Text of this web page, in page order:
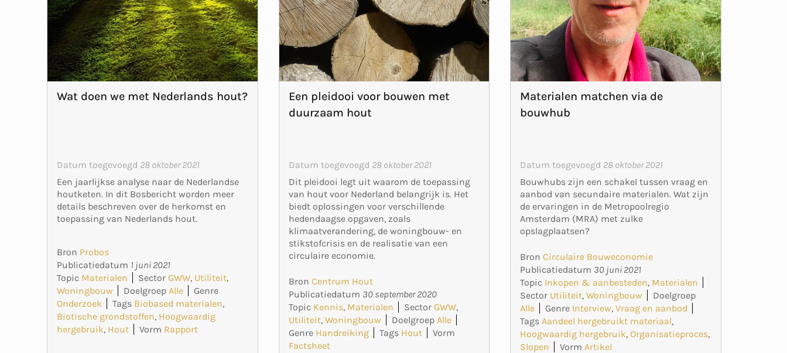
Wat doen we met Nederlands hout?
Datum toegevoegd 28 oktober 2021
Een jaarlijkse analyse naar de Nederlandse
houtketen. In dit Bosbericht worden meer
details beschreven over de herkomst en
toepassing van Nederlands hout.
Bron Probos
Publicatiedatum 1 juni 2021
Topic Materialen Sector GWW, Utiliteit,
Woningbouw
Doelgroep Alle
Genre
Onderzoek
Tags Biobased materialen,
Biotische grondstoffen, Hoogwaardig
hergebruik, Hout Vorm Rapport
Een pleidooi voor bouwen met
duurzaam hout
Datum toegevoegd 28 oktober 2021
Dit pleidooi legt uit waarom de toepassing
van hout voor Nederland belangrijk is. Het
biedt oplossingen voor verschillende
hedendaagse opgaven, zoals
klimaatverandering, de woningbouw- en
stikstofcrisis en de realisatie van een
circulaire economie.
Bron Centrum Hout
Publicatiedatum 30 september 2020
Topic Kennis, Materialen Sector GWW,
Utiliteit, Woningbouw Doelgroep Alle
Genre Handreiking Tags Hout
Vorm
Factsheet
Materialen matchen via de
bouwhub
Datum toegevoegd 28 oktober 2021
Bouwhubs zijn een schakel tussen vraag en
aanbod van secundaire materialen. Wat zijn
de ervaringen in de Metropoolregio
Amsterdam (MRA) met zulke
opslagplaatsen?
BronCirculaire Bouweconomie
Publicatiedatum 30 juni 2021
Topic Inkopen & aanbesteden, Materialen
Sector Utiliteit,Woningbouw
Doelgroep
Alle
Genre Interview,Vraag en aanbod
Tags Aandeel hergebruikt materiaal,
Hoogwaardig hergebruik,Organisatieproces,
Slopen
Vorm Artikel